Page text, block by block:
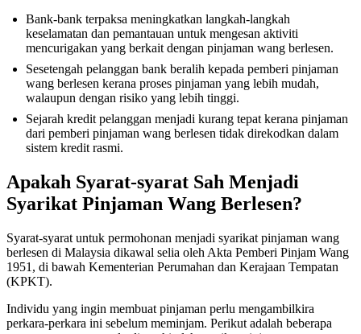
Bank-bank terpaksa meningkatkan langkah-langkah
keselamatan dan pemantauan untuk mengesan aktiviti
mencurigakan yang berkait dengan pinjaman wang berlesen.
Sesetengah pelanggan bank beralih kepada pemberi pinjaman
wang berlesen kerana proses pinjaman yang lebih mudah,
walaupun dengan risiko yang lebih tinggi.
Sejarah kredit pelanggan menjadi kurang tepat kerana pinjaman
dari pemberi pinjaman wang berlesen tidak direkodkan dalam
sistem kredit rasmi.
Apakah Syarat-syarat Sah Menjadi
Syarikat Pinjaman Wang Berlesen?
Syarat-syarat untuk permohonan menjadi syarikat pinjaman wang
berlesen di Malaysia dikawal selia oleh Akta Pemberi Pinjam Wang
1951, di bawah Kementerian Perumahan dan Kerajaan Tempatan
(KPKT).
Individu yang ingin membuat pinjaman perlu mengambilkira
perkara-perkara ini sebelum meminjam. Perikut adalah beberapa